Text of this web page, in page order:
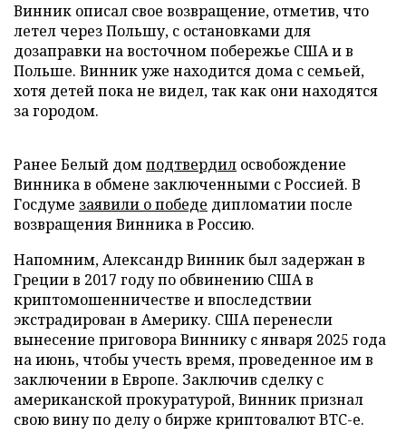
Винник описал свое возвращение, отметив, что
летел через Польшу, с остановками для
дозаправки на восточном побережье США и в
Польше. Винник уже находится дома с семьей,
хотя детей пока не видел, так как они находятся
за городом.
Ранее Белый домподтвердил освобождение
Винника в обмене заключенными с Россией. В
Госдуме заявили о победе дипломатии после
возвращения Винника в Россию.
Напомним, Александр Винник был задержан в
Греции в 2017 году по обвинению США в
криптомошенничестве и впоследствии
экстрадирован в Америку. США перенесли
вынесение приговора Виннику с января 2025 года
на июнь, чтобы учесть время, проведенное им в
заключении в Европе. Заключив сделку с
американской прокуратурой, Винник признал
свою вину по делу о бирже криптовалют BTC-e.